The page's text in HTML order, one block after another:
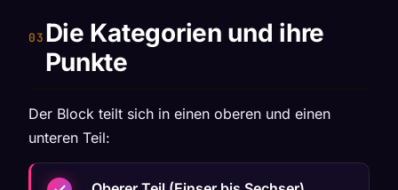
Die Kategorien und ihre
Punkte
Der Block teilt sich in einen oberen und einen
unteren Teil: